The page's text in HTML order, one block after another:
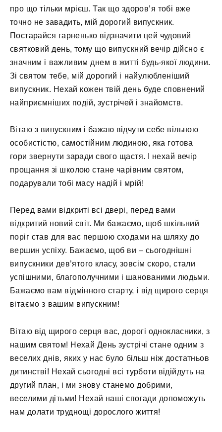
про що тільки мрієш. Так що здоров’я тобі вже
точно не завадить, мій дорогий випускник.
Постарайся гарненько відзначити цей чудовий
святковий день, тому що випускний вечір дійсно є
значним і важливим днем ​​в житті будь-якої людини.
Зі святом тебе, мій дорогий і найулюбленіший
випускник. Нехай кожен твій день буде сповнений
найприємніших подій, зустрічей і знайомств.
Вітаю з випускним і бажаю відчути себе вільною
особистістю, самостійним людиною, яка готова
гори звернути заради свого щастя. І нехай вечір
прощання зі школою стане чарівним святом,
подарували тобі масу надій і мрій!
Перед вами відкриті всі двері, перед вами
відкритий новий світ. Ми бажаємо, щоб шкільний
поріг став для вас першою сходами на шляху до
вершин успіху. Бажаємо, щоб ви – сьогоднішні
випускники дев’ятого класу, зовсім скоро, стали
успішними, благополучними і шанованими людьми.
Бажаємо вам відмінного старту, і від щирого серця
вітаємо з вашим випускним!
Вітаю від щирого серця вас, дорогі однокласники, з
нашим святом! Нехай День зустрічі стане одним з
веселих днів, яких у нас було більш ніж достатньов
дитинстві! Нехай сьогодні всі турботи відійдуть на
другий план, і ми знову станемо добрими,
веселими дітьми! Нехай наші спогади допоможуть
нам долати труднощі дорослого життя!